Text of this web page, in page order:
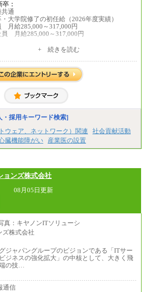
：
通
大学院修了の初任給（2026年度実績）
月給285,000～317,000円
員 月給285,000～317,000円
能力等を踏まえて、当社規定により支給し
+ 続きを読む
・採用キーワード検索]
ウェア、ネットワーク）関連
社会貢献活動
臓機能障がい 産業医の設置
ョンズ株式会社
08月05日更新
ジャパングループのビジョンである「ITサー
ジネスの強化拡大」の中核として、大きく飛
の技…
通信